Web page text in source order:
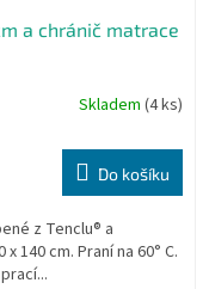
a chránič matrace
Skladem (4 ks)
Do košíku
z Tenclu® a
140 cm. Praní na 60° C.